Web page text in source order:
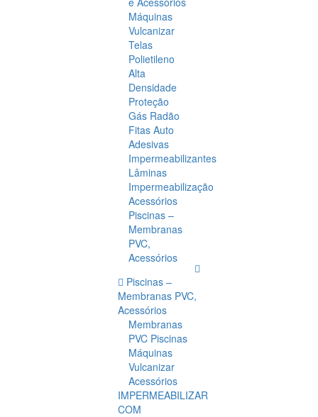
Máquinas
Vulcanizar
Telas
Polietileno
Alta
Densidade
Proteção
Gás Radão
Fitas Auto
Adesivas
Impermeabilizantes
Lâminas
Impermeabilização
Acessórios
Piscinas –
Membranas
PVC,
Acessórios
Piscinas –
Membranas PVC,
Acessórios
Membranas
PVC Piscinas
Máquinas
Vulcanizar
Acessórios
IMPERMEABILIZAR
COM